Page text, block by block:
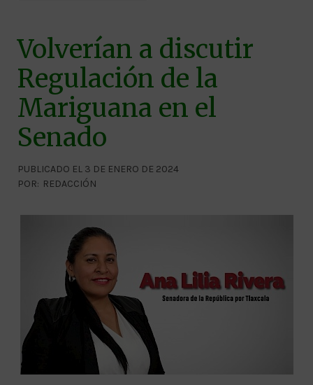
Volverían a discutir
Regulación de la
Mariguana en el
Senado
PUBLICADO EL 3 DE ENERO DE 2024
POR: REDACCIÓN